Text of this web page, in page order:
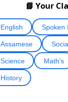
📘 Your
English Spoken
Assamese
Science Math's
History